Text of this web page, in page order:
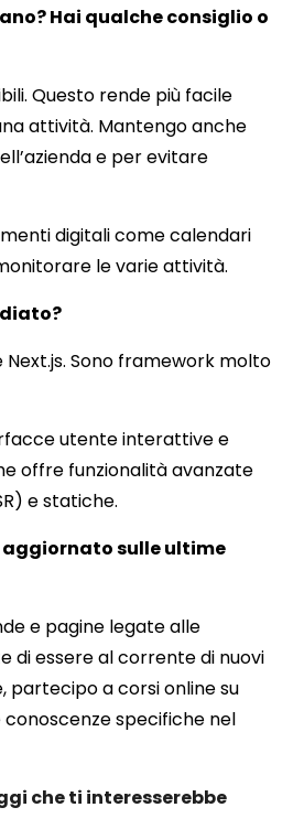
Hai qualche consiglio o
Questo rende più facile
attività. Mantengo anche
e per evitare
digitali come calendari
le varie attività.
Sono framework molto
utente interattive e
offre funzionalità avanzate
e statiche.
aggiornato sulle ultime
e pagine legate alle
di essere al corrente di nuovi
partecipo a corsi online su
specifiche nel
che ti interesserebbe